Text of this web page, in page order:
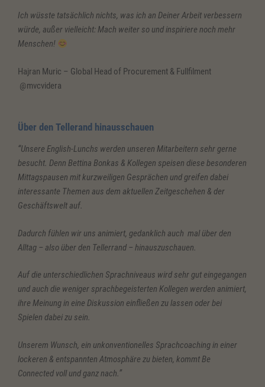
Ich wüsste tatsächlich nichts, was ich an Deiner Arbeit verbessern
würde, außer vielleicht: Mach weiter so und inspiriere noch mehr
Menschen!
Hajran Muric – Global Head of Procurement & Fullfilment
@mvcvidera
Über den Tellerand hinausschauen
“Unsere English-Lunchs werden unseren Mitarbeitern sehr gerne
besucht. Denn Bettina Bonkas & Kollegen speisen diese besonderen
Mittagspausen mit kurzweiligen Gesprächen und greifen dabei
interessante Themen aus dem aktuellen Zeitgeschehen & der
Geschäftswelt auf.
Dadurch fühlen wir uns animiert, gedanklich auch mal über den
Alltag – also über den Tellerrand – hinauszuschauen.
Auf die unterschiedlichen Sprachniveaus wird sehr gut eingegangen
und auch die weniger sprachbegeisterten Kollegen werden animiert,
ihre Meinung in eine Diskussion einfließen zu lassen oder bei
Spielen dabei zu sein.
Unserem Wunsch, ein unkonventionelles Sprachcoaching in einer
lockeren & entspannten Atmosphäre zu bieten, kommt Be
Connected voll und ganz nach.”